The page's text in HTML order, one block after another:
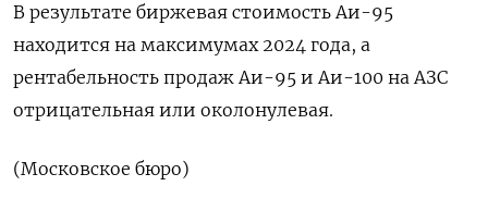
В результате биржевая стоимость Аи-95
находится на максимумах 2024 года, а
рентабельность продаж Аи-95 и Аи-100 на АЗС
отрицательная или околонулевая.
(Московское бюро)